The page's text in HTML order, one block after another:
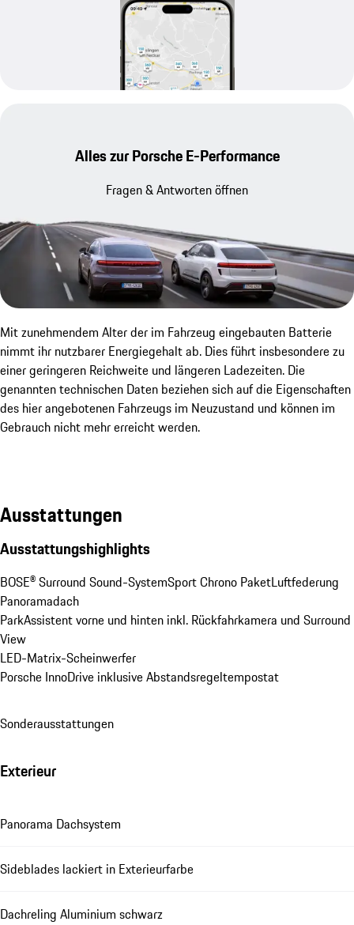
Alles zur Porsche E-Performance
Fragen & Antworten öffnen
Mit zunehmendem Alter der im Fahrzeug eingebauten Batterie
nimmt ihr nutzbarer Energiegehalt ab. Dies führt insbesondere zu
einer geringeren Reichweite und längeren Ladezeiten. Die
genannten technischen Daten beziehen sich auf die Eigenschaften
des hier angebotenen Fahrzeugs im Neuzustand und können im
Gebrauch nicht mehr erreicht werden.
Ausstattungen
Ausstattungshighlights
BOSE® Surround Sound-SystemSport Chrono PaketLuftfederung
Panoramadach
ParkAssistent vorne und hinten inkl. Rückfahrkamera und Surround
View
LED-Matrix-Scheinwerfer
Porsche InnoDrive inklusive Abstandsregeltempostat
Sonderausstattungen
Exterieur
Panorama Dachsystem
Sideblades lackiert in Exterieurfarbe
Dachreling Aluminium schwarz